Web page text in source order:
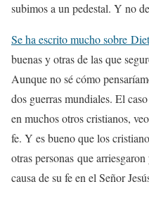
subimos a un pedestal. Y no
Se ha escrito mucho sobre
buenas y otras de las que
Aunque no sé cómo
dos guerras mundiales. El
en muchos otros cristianos,
fe. Y es bueno que los
otras personas que
causa de su fe en el Señor